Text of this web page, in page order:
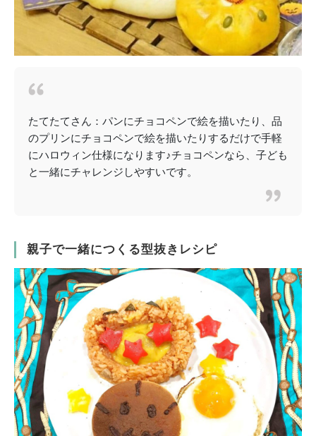
たてたてさん：パンにチョコペンで絵を描いたり、品
のプリンにチョコペンで絵を描いたりするだけで手軽
にハロウィン仕様になります♪チョコペンなら、子ども
と一緒にチャレンジしやすいです。
親子で一緒につくる型抜きレシピ